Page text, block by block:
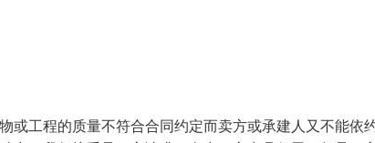
或工程的质量不符合合同约定而卖方或承建人又不能依